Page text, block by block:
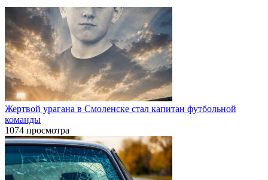
Жертвой урагана в Смоленске стал капитан футбольной
команды
1074 просмотра